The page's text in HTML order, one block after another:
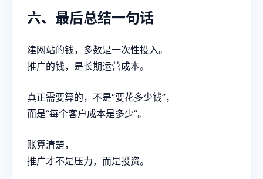
六、最后总结一句话
建网站的钱，多数是一次性投入。
推广的钱，是长期运营成本。
真正需要算的，不是“要花多少钱”，
而是“每个客户成本是多少”。
账算清楚，
推广才不是压力，而是投资。